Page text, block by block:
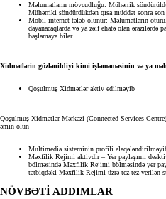
Məlumatların mövcudluğu: Mühərrik
Mühərriki söndürdükdən qısa müddət sonra
Mobil internet tələb olunur: Məlumatların
dayanacaqlarda və ya zəif əhatə olan ərazilərdə
başlamaya bilər.
Xidmətlərin gözlənildiyi kimi işləməməsinin və ya
Qoşulmuş Xidmətlər aktiv edilməyib
Qoşulmuş Xidmətlər Mərkəzi (Connected Services
əmin olun
Multimedia sisteminin profili
Məxfilik Rejimi aktivdir – Yer paylaşımı
bölməsində Məxfilik Rejimi bölməsində yer
tətbiqdəki Məxfilik Rejimi üzrə tez-tez verilən
NÖVBƏTİ ADDIMLAR